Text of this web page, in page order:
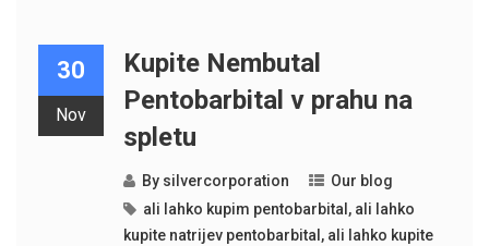
30
Nov
Kupite Nembutal
Pentobarbital v prahu na
spletu
By silvercorporation
Our blog
ali lahko kupim pentobarbital , ali lahko
kupite natrijev pentobarbital , ali lahko kupite